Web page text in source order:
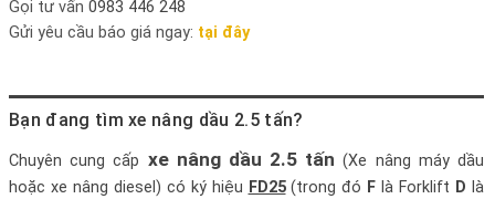
Gọi tư vấn 0983 446 248
Gửi yêu cầu báo giá ngay: tại đây
Bạn đang tìm xe nâng dầu 2.5 tấn?
Chuyên cung cấp xe nâng dầu 2.5 tấn (Xe nâng máy dầu
hoặc xe nâng diesel) có ký hiệu FD25(trong đó F là Forklift D là